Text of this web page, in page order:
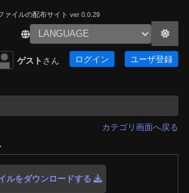
ァイルの配布サイト ver 0.0.29
ゲスト さん ログイン ユーザ登録
カテゴリ画面へ戻る
ルをダウンロードする